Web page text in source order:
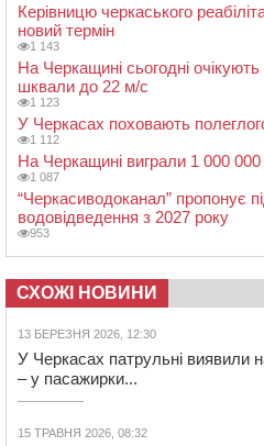
Керівницю черкаського
новий термін
1 143
На Черкащині сьогодні
шквали до 22 м/с
1 123
У Черкасах поховають
1 112
На Черкащині виграли 1 000
1 087
“Черкасиводоканал” пропонує
водовідведення з 2027 року
953
СХОЖІ НОВИНИ
13 БЕРЕЗНЯ 2026, 12:30
У Черкасах патрульні виявили
– у пасажирки...
15 ТРАВНЯ 2026, 08:32